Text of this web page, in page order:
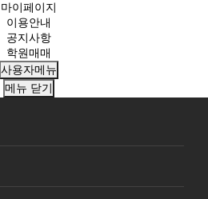
마이페이지
이용안내
공지사항
학원매매
사용자메뉴
메뉴 닫기